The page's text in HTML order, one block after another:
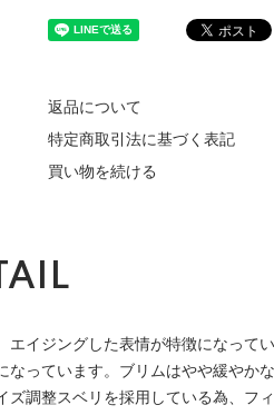
返品について
特定商取引法に基づく表記
買い物を続ける
イジングした表情が特徴になって
っています。ブリムはやや緩やか
調整スベリを採用している為、フ